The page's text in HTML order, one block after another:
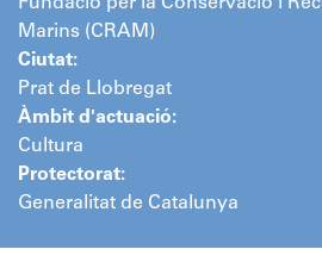
Marins (CRAM)
Ciutat:
Prat de Llobregat
Àmbit d'actuació:
Cultura
Protectorat:
Generalitat de Catalunya